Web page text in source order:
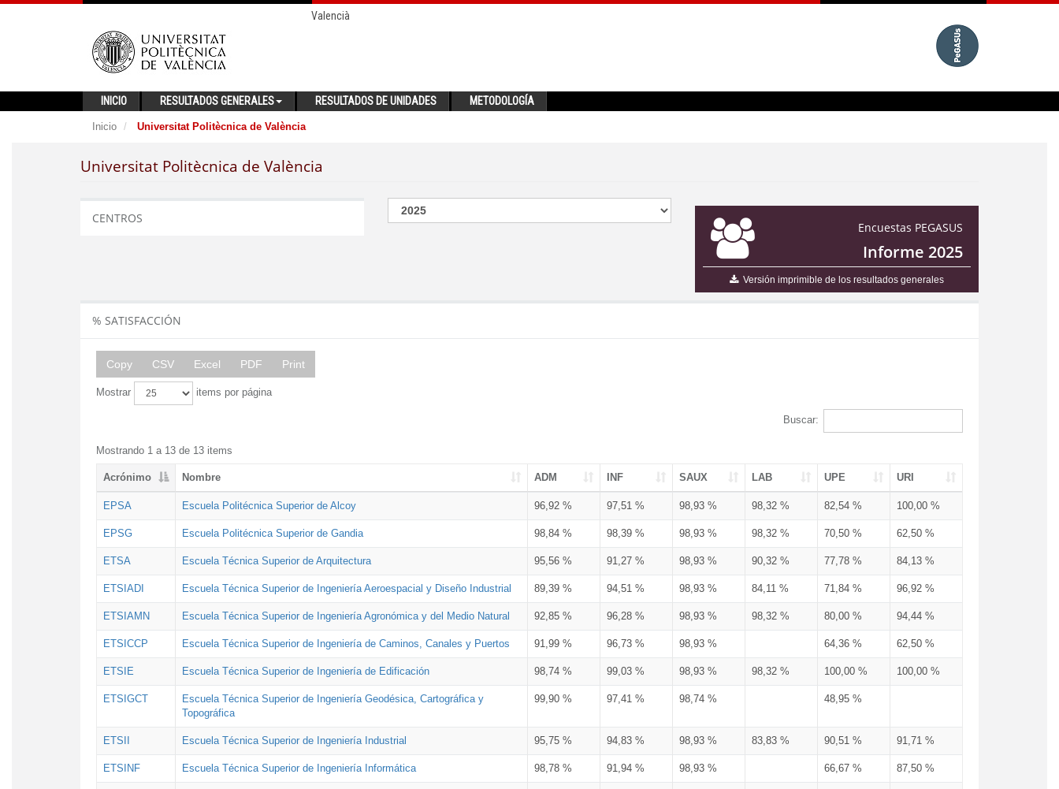
Valencià
INICIO RESULTADOS GENERALES RESULTADOS DE UNIDADES METODOLOGÍA
Inicio Universitat Politècnica de València
Universitat Politècnica de València
Encuestas PEGASUS
Informe 2025
Versión imprimible de los resultados generales
CENTROS
% SATISFACCIÓN
Copy CSV Excel PDF Print
Mostrar items por página
Buscar:
Mostrando 1 a 13 de 13 items
Acrónimo Nombre ADM INF SAUX LAB UPE URI
EPSA Escuela Politécnica Superior de Alcoy 96,92 % 97,51 % 98,93 % 98,32 % 82,54 % 100,00 %
EPSG Escuela Politécnica Superior de Gandia 98,84 % 98,39 % 98,93 % 98,32 % 70,50 % 62,50 %
ETSA Escuela Técnica Superior de Arquitectura 95,56 % 91,27 % 98,93 % 90,32 % 77,78 % 84,13 %
ETSIADI Escuela Técnica Superior de Ingeniería Aeroespacial y Diseño Industrial 89,39 % 94,51 % 98,93 % 84,11 % 71,84 % 96,92 %
ETSIAMN Escuela Técnica Superior de Ingeniería Agronómica y del Medio Natural 92,85 % 96,28 % 98,93 % 98,32 % 80,00 % 94,44 %
ETSICCP Escuela Técnica Superior de Ingeniería de Caminos, Canales y Puertos 91,99 % 96,73 % 98,93 % 64,36 % 62,50 %
ETSIE Escuela Técnica Superior de Ingeniería de Edificación 98,74 % 99,03 % 98,93 % 98,32 % 100,00 % 100,00 %
ETSIGCT
Escuela Técnica Superior de Ingeniería Geodésica, Cartográfica y
Topográfica
99,90 % 97,41 % 98,74 % 48,95 %
ETSII Escuela Técnica Superior de Ingeniería Industrial 95,75 % 94,83 % 98,93 % 83,83 % 90,51 % 91,71 %
ETSINF Escuela Técnica Superior de Ingeniería Informática 98,78 % 91,94 % 98,93 % 66,67 % 87,50 %